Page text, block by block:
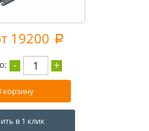
19200 a
- 1 +
в 1 клик